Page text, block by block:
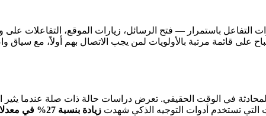
التفاعل باستمرار — فتح الرسائل، زيارات الموقع، التفاعلات
على قائمة مرتبة بالأولويات لمن يجب الاتصال بهم أولاً، مع
في الوقت الحقيقي. تعرض دراسات حالة ذات صلة عندما يثير
التي تستخدم أدوات التوجيه الذكي شهدت زيادة بنسبة 27% في معدلات الإغلاق